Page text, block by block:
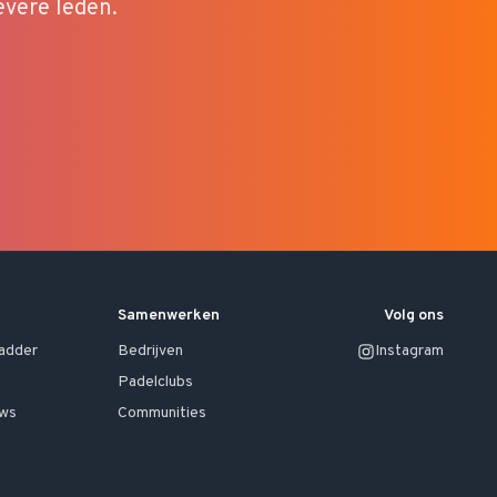
leden.
Samenwerken
Bedrijven
Padelclubs
Communities
Volg ons
Instagram